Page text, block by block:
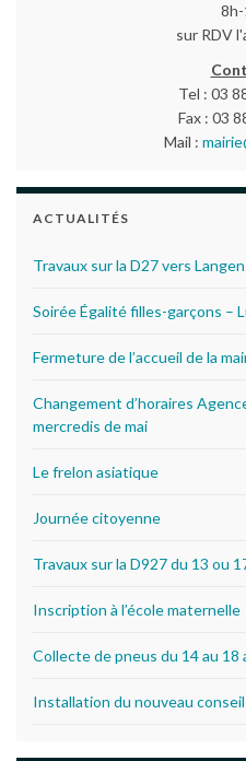
sur RDV
Tel : 03
Fax : 03
Mail :
ACTUALITÉS
Travaux sur la D27 vers
Soirée Égalité filles-garçons –
Fermeture de l’accueil de la
Changement d’horaires
mercredis de mai
Le frelon asiatique
Journée citoyenne
Travaux sur la D927 du 13 ou
Inscription à l’école maternelle
Collecte de pneus du 14 au 18
Installation du nouveau